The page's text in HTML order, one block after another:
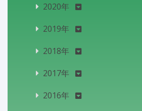
2020年
2019年
2018年
2017年
2016年